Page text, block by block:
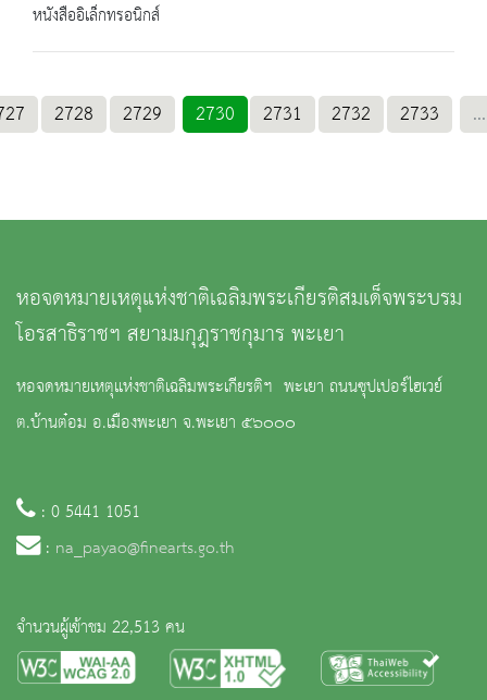
หนังสืออิเล็กทรอนิกส์
2728 2729 2730 2731 2732 2733 ...
หอจดหมายเหตุแห่งชาติเฉลิมพระเกียรติสมเด็จพระบรม
โอรสาธิราชฯ สยามมกุฎราชกุมาร พะเยา
หอจดหมายเหตุแห่งชาติเฉลิมพระเกียรติฯ พะเยา ถนนซุปเปอร์ไฮเวย์
ต.บ้านต๋อม อ.เมืองพะเยา จ.พะเยา ๕๖๐๐๐
: 0 5441 1051
: na_payao@finearts.go.th
จำนวนผู้เข้าชม 22,513 คน